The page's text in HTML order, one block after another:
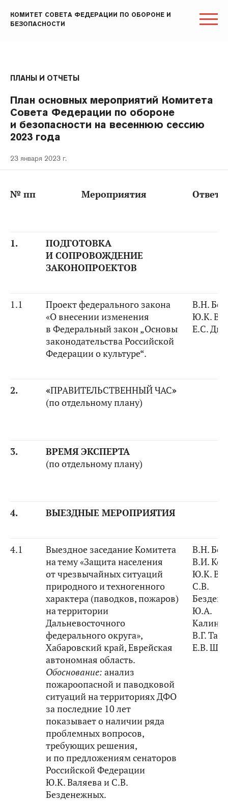
КОМИТЕТ СОВЕТА ФЕДЕРАЦИИ ПО ОБОРОНЕ И
БЕЗОПАСНОСТИ
ПЛАНЫ И ОТЧЕТЫ
План основных мероприятий Комитета
Совета Федерации по обороне
и безопасности на весеннюю сессию
2023 года
23 января 2023 г.
№ пп Мероприятия
1.
ПОДГОТОВКА
И СОПРОВОЖДЕНИЕ
ЗАКОНОПРОЕКТОВ
1.1
Проект федерального закона
«О внесении изменения
в Федеральный закон „Основы
законодательства Российской
Федерации о культуре“.
В.Н.
Ю.К.
Е.С.
2. «ПРАВИТЕЛЬСТВЕННЫЙ ЧАС»
(по отдельному плану)
3.
ВРЕМЯ ЭКСПЕРТА
(по отдельному плану)
4. ВЫЕЗДНЫЕ МЕРОПРИЯТИЯ
4.1
Выездное заседание Комитета
на тему «Защита населения
от чрезвычайных ситуаций
природного и техногенного
характера (паводков, пожаров)
на территории
Дальневосточного
федерального округа»,
Хабаровский край, Еврейская
автономная область.
Обоснование: анализ
пожароопасной и паводковой
ситуаций на территориях ДФО
за последние 10 лет
показывает о наличии ряда
проблемных вопросов,
требующих решения,
и по предложениям сенаторов
Российской Федерации
Ю.К. Валяева и С.В.
Безденежных.
В.Н.
В.И.
Ю.К.
С.В.
Ю.А.
В.Г.
Е.В.